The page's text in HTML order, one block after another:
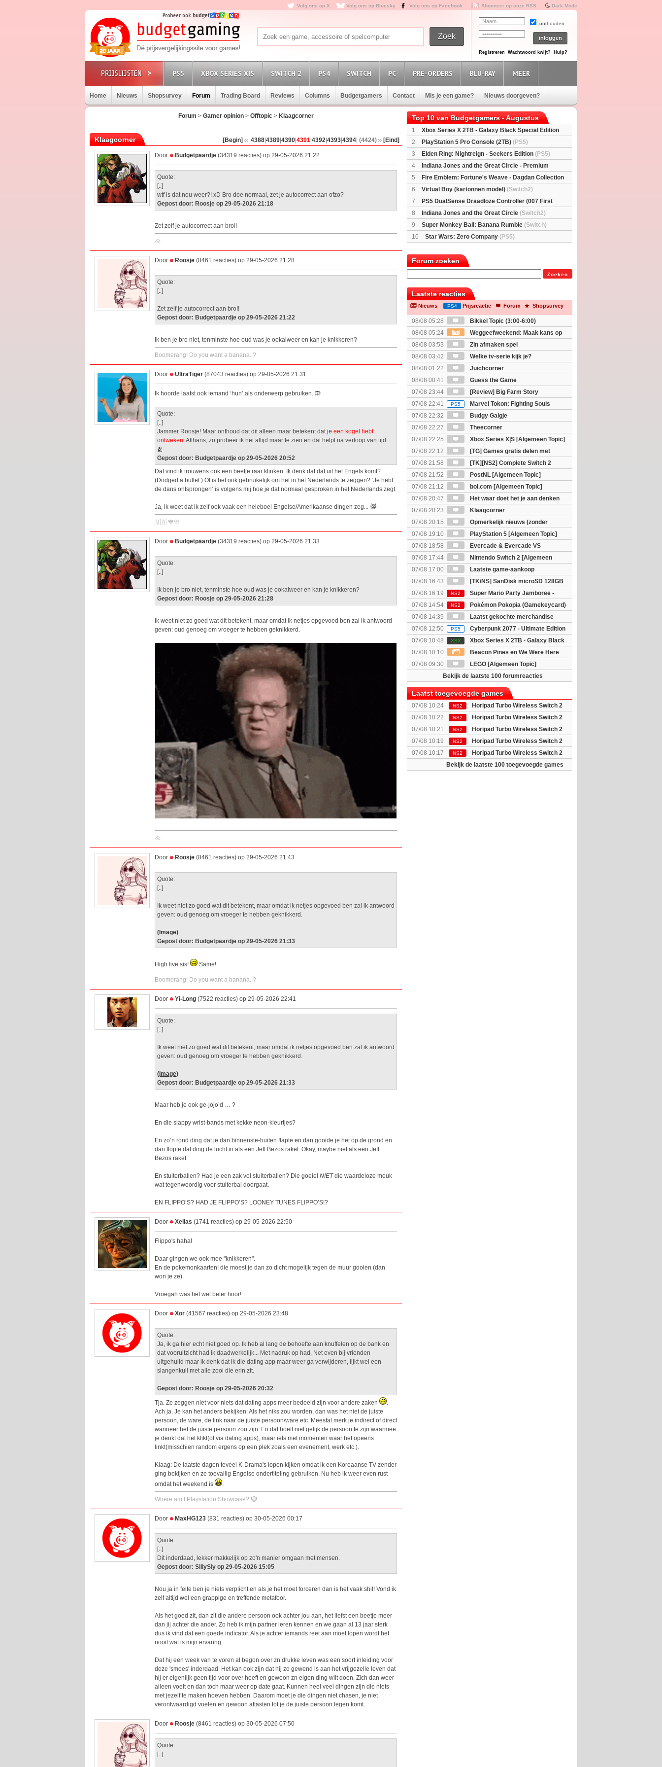
Volg ons op X Volg ons op Bluesky Volg ons op Facebook Abonneer op onze RSS Dark Mode
onthouden
Registreren Wachtwoord kwijt? Hulp?
PS5 XBOX SERIES X|S SWITCH 2 PS4 SWITCH PC PRE-ORDERS BLU-RAY MEER
Home Nieuws Shopsurvey Forum Trading Board Reviews Columns Budgetgamers Contact Mis je een game? Nieuws doorgeven?
Forum > Gamer opinion> Offtopic> Klaagcorner
Klaagcorner [Begin] 4388 4389 4390 4391 4392 4393 4394 (4424) [Eind]
Door Budgetpaardje (34319 reacties) op 29-05-2026 21:22
Quote:
[..]
wtf is dat nou weer?! xD Bro doe normaal, zet je autocorrect aan ofzo?
Gepost door: Roosje op 29-05-2026 21:18
Zet zelf je autocorrect aan bro!!
🐴
Door Roosje (8461 reacties) op 29-05-2026 21:28
Quote:
[..]
Zet zelf je autocorrect aan bro!!
Gepost door: Budgetpaardje op 29-05-2026 21:22
Ik ben je bro niet, tenminste hoe oud was je ookalweer en kan je knikkeren?
Boomerang! Do you want a banana..?
Door UltraTiger (87043 reacties) op 29-05-2026 21:31
Ik hoorde laatst ook iemand ‘hun’ als onderwerp gebruiken. 🙉
Quote:
[..]
Jammer Roosje! Maar onthoud dat dit alleen maar betekent dat je een kogel hebt
ontweken. Althans, zo probeer ik het altijd maar te zien en dat helpt na verloop van tijd.
🫂
Gepost door: Budgetpaardje op 29-05-2026 20:52
Dat vind ik trouwens ook een beetje raar klinken. Ik denk dat dat uit het Engels komt?
(Dodged a bullet.) Of is het ook gebruikelijk om het in het Nederlands te zeggen? ‘Je hebt
de dans ontsprongen’ is volgens mij hoe je dat normaal gesproken in het Nederlands zegt.
Ja, ik weet dat ik zelf ook vaak een heleboel Engelse/Amerikaanse dingen zeg... 😹
🇺🇦 💙💛
Door Budgetpaardje (34319 reacties) op 29-05-2026 21:33
Quote:
[..]
Ik ben je bro niet, tenminste hoe oud was je ookalweer en kan je knikkeren?
Gepost door: Roosje op 29-05-2026 21:28
Ik weet niet zo goed wat dit betekent, maar omdat ik netjes opgevoed ben zal ik antwoord
geven: oud genoeg om vroeger te hebben geknikkerd.
🐴
Door Roosje (8461 reacties) op 29-05-2026 21:43
Quote:
[..]
Ik weet niet zo goed wat dit betekent, maar omdat ik netjes opgevoed ben zal ik antwoord
geven: oud genoeg om vroeger te hebben geknikkerd.
(Image)
Gepost door: Budgetpaardje op 29-05-2026 21:33
High five sis! Same!
Boomerang! Do you want a banana..?
Door Yi-Long (7522 reacties) op 29-05-2026 22:41
Quote:
[..]
Ik weet niet zo goed wat dit betekent, maar omdat ik netjes opgevoed ben zal ik antwoord
geven: oud genoeg om vroeger te hebben geknikkerd.
(Image)
Gepost door: Budgetpaardje op 29-05-2026 21:33
Maar heb je ook ge-jojo’d … ?
En die slappy wrist-bands met kekke neon-kleurtjes?
En zo’n rond ding dat je dan binnenste-buiten flapte en dan gooide je het op de grond en
dan flopte dat ding de lucht in als een Jeff Bezos raket. Okay, maybe niet als een Jeff
Bezos raket.
En stuiterballen? Had je een zak vol stuiterballen? Die goeie! NIETdie waardeloze meuk
wat tegenwoordig voor stuiterbal doorgaat.
EN FLIPPO’S? HAD JE FLIPPO’S? LOONEY TUNES FLIPPO’S!?
Door Xelias (1741 reacties) op 29-05-2026 22:50
Flippo's haha!
Daar gingen we ook mee "knikkeren".
En de pokemonkaarten! die moest je dan zo dicht mogelijk tegen de muur gooien (dan
won je ze).
Vroegah was het wel beter hoor!
Door Xor (41567 reacties) op 29-05-2026 23:48
Quote:
Ja, ik ga hier echt niet goed op. Ik heb al lang de behoefte aan knuffelen op de bank en
dat vooruitzicht had ik daadwerkelijk... Met nadruk op had. Net even bij vrienden
uitgehuild maar ik denk dat ik die dating app maar weer ga verwijderen, lijkt wel een
slangenkuil met alle zooi die erin zit.
Gepost door: Roosje op 29-05-2026 20:32
Tja. Ze zeggen niet voor niets dat dating apps meer bedoeld zijn voor andere zaken
.
Ach ja. Je kan het anders bekijken: Als het niks zou worden, dan was het niet de juiste
persoon, de ware, de link naar de juiste persoon/ware etc. Meestal merk je indirect of direct
wanneer het de juiste persoon zou zijn. En dat hoeft niet gelijk de persoon te zijn waarmee
je denkt dat het klikt(of via dating apps), maar iets met momenten waar het opeens
linkt(misschien random ergens op een plek zoals een evenement, werk etc.).
Klaag: De laatste dagen teveel K-Drama's lopen kijken omdat ik een Koreaanse TV zender
ging bekijken en ze toevallig Engelse ondertiteling gebruiken. Nu heb ik weer even rust
omdat het weekend is
.
Where am I Playstation Showcase? 🤡
Door MaxHG123 (831 reacties) op 30-05-2026 00:17
Quote:
[..]
Dit inderdaad, lekker makkelijk op zo'n manier omgaan met mensen.
Gepost door: SillySly op 29-05-2026 15:05
Nou ja in feite ben je niets verplicht en als je het moet forceren dan is het vaak shit! Vond ik
zelf altijd wel een grappige en treffende metafoor.
Als het goed zit, dan zit die andere persoon ook achter jou aan, het liefst een beetje meer
dan jij achter die ander. Zo heb ik mijn partner leren kennen en we gaan al 13 jaar sterk
dus ik vind dat een goede indicator. Als je achter iemands reet aan moet lopen wordt het
nooit wat is mijn ervaring.
Dat hij een week van te voren al begon over zn drukke leven was een soort inleiding voor
deze 'smoes' inderdaad. Het kan ook zijn dat hij zo gewend is aan het vrijgezelle leven dat
hij er eigenlijk geen tijd voor over heeft en gewoon zn eigen ding wilt doen. Zich dan weer
alleen voelt en dan toch maar weer op date gaat. Kunnen heel veel dingen zijn die niets
met jezelf te maken hoeven hebben. Daarom moet je die dingen niet chasen, je niet
verontwaardigd voelen en gewoon aftasten tot je de juiste persoon tegen komt.
Door Roosje (8461 reacties) op 30-05-2026 07:50
Quote:
[..]
Top 10 van Budgetgamers - Augustus
1
Xbox Series X 2TB - Galaxy Black Special Edition
(XboxSeriesX)
2 PlayStation 5 Pro Console (2TB) (PS5)
3
Elden Ring: Nightreign - Seekers Edition (PS5)
4
Indiana Jones and the Great Circle - Premium
Edition (PS5)
5
Fire Emblem: Fortune's Weave - Dagdan Collection
(Switch2)
6 Virtual Boy (kartonnen model) (Switch2)
7
PS5 DualSense Draadloze Controller (007 First
Light Limited Edition)(PS5)
8 Indiana Jones and the Great Circle (Switch2)
9
Super Monkey Ball: Banana Rumble (Switch)
10
Star Wars: Zero Company (PS5)
Forum zoeken
Zoeken
Laatste reacties
Nieuws PS4 Prijsreactie Forum Shopsurvey
08/08 05:28
Bikkel Topic (3:00-6:00)
08/08 05:24
Weggeefweekend: Maak kans op
The Super Mario Galaxy movie (2x)!
08/08 03:53
Zin afmaken spel
08/08 03:42
Welke tv-serie kijk je?
08/08 01:22
Juichcorner
08/08 00:41
Guess the Game
07/08 23:44
[Review] Big Farm Story
(uitgespeeld op SteamDeck)
07/08 22:41 PS5
Marvel Tokon: Fighting Souls
07/08 22:32
Budgy Galgje
07/08 22:27
Theecorner
07/08 22:25
Xbox Series X|S [Algemeen Topic]
07/08 22:12
[TG] Games gratis delen met
elkaar.
07/08 21:58
[TK][NS2] Complete Switch 2
collectie
07/08 21:52
PostNL [Algemeen Topic]
07/08 21:12
bol.com [Algemeen Topic]
07/08 20:47
Het waar doet het je aan denken
spel! (3 posts wachten!)
07/08 20:23
Klaagcorner
07/08 20:15
Opmerkelijk nieuws (zonder
politiek/religie)
07/08 19:10
PlayStation 5 [Algemeen Topic]
07/08 18:58
Evercade & Evercade VS
[Algemeen Topic]
07/08 17:44
Nintendo Switch 2 [Algemeen
Topic]
07/08 17:00
Laatste game-aankoop
07/08 16:43
[TK/NS] SanDisk microSD 128GB
07/08 16:19
NS2
Super Mario Party Jamboree -
Nintendo Switch 2 Edition
07/08 14:54 NS2
Pokémon Pokopia (Gamekeycard)
07/08 14:39
Laatst gekochte merchandise
07/08 12:50
PS5
Cyberpunk 2077 - Ultimate Edition
07/08 10:48
XSX
Xbox Series X 2TB - Galaxy Black
Special Edition
07/08 10:10
Beacon Pines en We Were Here
Together (PC) Gratis
07/08 09:30
LEGO [Algemeen Topic]
Bekijk de laatste 100 forumreacties
Laatst toegevoegde games
07/08 10:24 NS2
Horipad Turbo Wireless Switch 2
Controller (Pokemon...
07/08 10:22 NS2
Horipad Turbo Wireless Switch 2
Controller (Pokemon...
07/08 10:21 NS2
Horipad Turbo Wireless Switch 2
Controller (Animal C...
07/08 10:19 NS2
Horipad Turbo Wireless Switch 2
Controller (Umbreon...
07/08 10:17 NS2
Horipad Turbo Wireless Switch 2
Controller (Ditto)Bekijk de laatste 100 toegevoegde games